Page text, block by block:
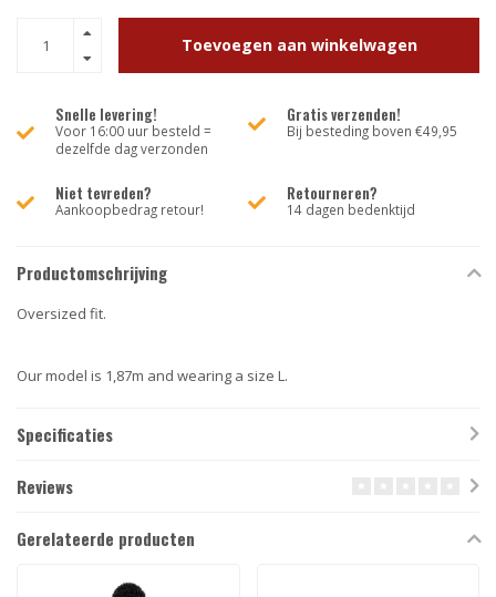
Toevoegen aan winkelwagen
Snelle levering!
Voor 16:00 uur besteld =
dezelfde dag verzonden
Gratis verzenden!
Bij besteding boven €49,95
Niet tevreden?
Aankoopbedrag retour!
Retourneren?
14 dagen bedenktijd
Productomschrijving
Oversized fit.
Our model is 1,87m and wearing a size L.
Specificaties
Reviews
Gerelateerde producten